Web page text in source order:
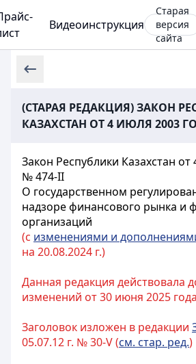
Видеоинструкция
Старая
версия
сайта
(СТАРАЯ РЕДАКЦИЯ) ЗАКОН
КАЗАХСТАН ОТ 4 ИЮЛЯ 2003
Закон Республики Казахстан от
№ 474-II
О государственном
надзоре финансового рынка и
организаций
(с изменениями и
на 20.08.2024 г.)
Данная редакция действовала
изменений от 30 июня 2025 года
Заголовок изложен в редакции
05.07.12 г. № 30-V (см. стар. ред.)